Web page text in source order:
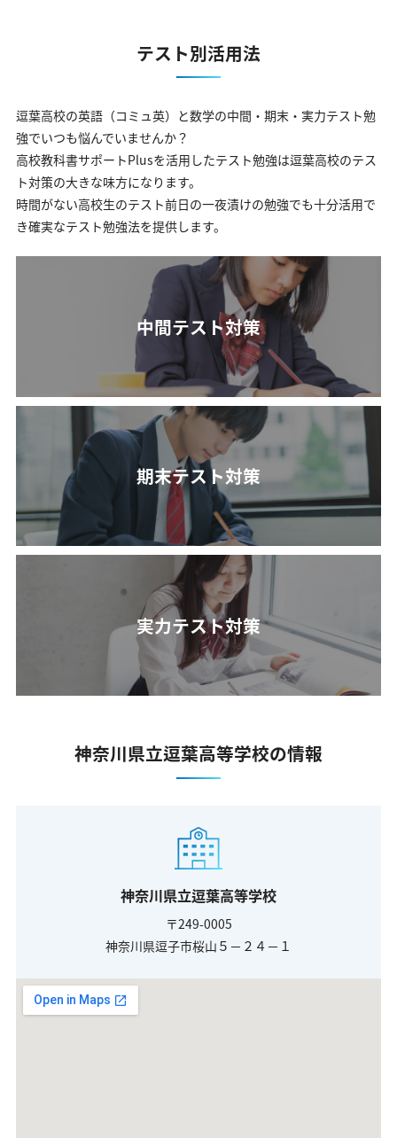
テスト別活用法
逗葉高校の英語（コミュ英）と数学の中間・期末・実力テスト勉
強でいつも悩んでいませんか？
高校教科書サポートPlusを活用したテスト勉強は逗葉高校のテス
ト対策の大きな味方になります。
時間がない高校生のテスト前日の一夜漬けの勉強でも十分活用で
き確実なテスト勉強法を提供します。
中間テスト対策
期末テスト対策
実力テスト対策
神奈川県立逗葉高等学校の情報
神奈川県立逗葉高等学校
〒249-0005
神奈川県逗子市桜山５－２４－１